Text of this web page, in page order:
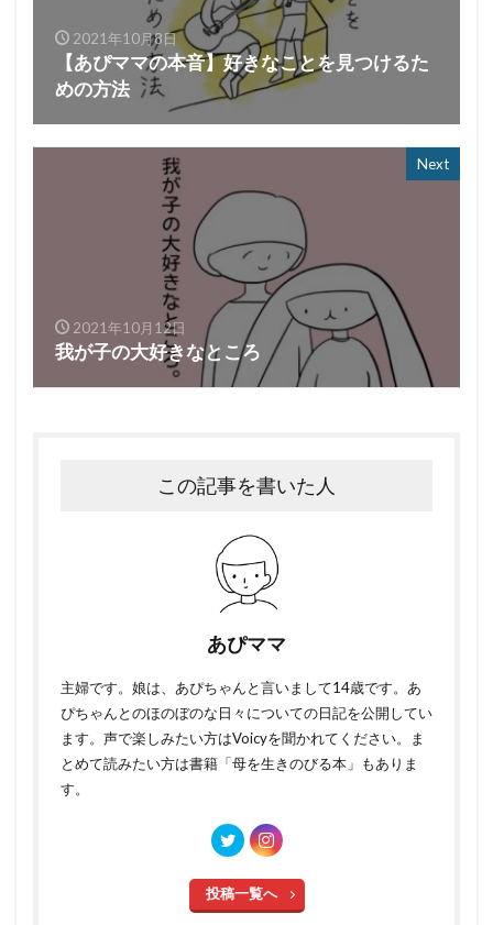
2021年10月8日
【あぴママの本音】好きなことを見つけるた
めの方法
Next
2021年10月12日
我が子の大好きなところ
この記事を書いた人
あぴママ
主婦です。娘は、あぴちゃんと言いまして14歳です。あ
ぴちゃんとのほのぼのな日々についての日記を公開してい
ます。声で楽しみたい方はVoicyを聞かれてください。ま
とめて読みたい方は書籍「母を生きのびる本」もありま
す。
投稿一覧へ